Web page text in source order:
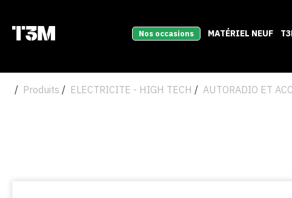
Nos occasions MATÉRIEL NEUF
Produits ELECTRICITE - HIGH TECH AUTORADIO ET